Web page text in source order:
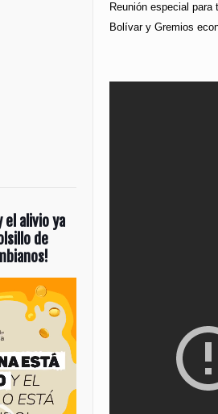
Reunión especial
Bolívar y Gremios
el alivio ya
de